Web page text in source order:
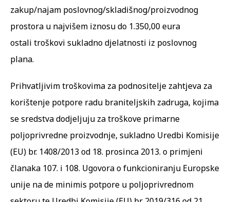
zakup/najam poslovnog/skladišnog/proizvodnog
prostora u najvišem iznosu do 1.350,00 eura
ostali troškovi sukladno djelatnosti iz poslovnog
plana.
Prihvatljivim troškovima za podnositelje zahtjeva za
korištenje potpore radu braniteljskih zadruga, kojima
se sredstva dodjeljuju za troškove primarne
poljoprivredne proizvodnje, sukladno Uredbi Komisije
(EU) br. 1408/2013 od 18. prosinca 2013. o primjeni
članaka 107. i 108. Ugovora o funkcioniranju Europske
unije na de minimis potpore u poljoprivrednom